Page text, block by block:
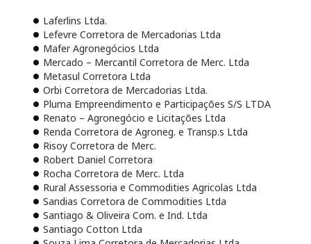
Laferlins Ltda.
Lefevre Corretora de Mercadorias Ltda
Mafer Agronegócios Ltda
Mercado – Mercantil Corretora de Merc. Ltda
Metasul Corretora Ltda
Orbi Corretora de Mercadorias Ltda.
Pluma Empreendimento e Participações S/S LTDA
Renato – Agronegócio e Licitações Ltda
Renda Corretora de Agroneg. e Transp.s Ltda
Risoy Corretora de Merc.
Robert Daniel Corretora
Rocha Corretora de Merc. Ltda
Rural Assessoria e Commodities Agricolas Ltda
Sandias Corretora de Commodities Ltda
Santiago & Oliveira Com. e Ind. Ltda
Santiago Cotton Ltda